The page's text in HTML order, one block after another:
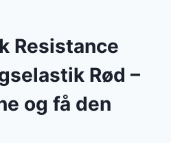
Resistance
Rød –
og få den